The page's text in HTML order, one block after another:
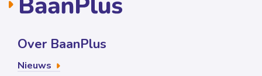
Over BaanPlus
Nieuws